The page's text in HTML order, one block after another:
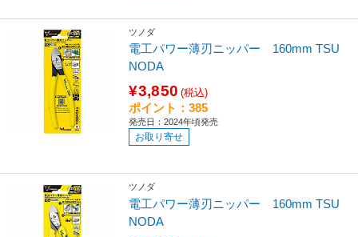
ツノダ
電工パワー薄刃ニッパー 160mm TSU
NODA
¥3,850 (税込)
ポイント：385
発売日：2024年頃発売
お取り寄せ
ツノダ
電工パワー薄刃ニッパー 160mm TSU
NODA